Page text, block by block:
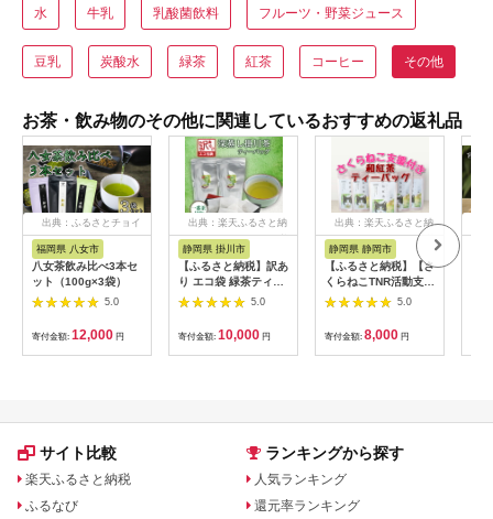
水 牛乳 乳酸菌飲料 フルーツ・野菜ジュース
豆乳 炭酸水 緑茶 紅茶 コーヒー その他
お茶・飲み物のその他に関連しているおすすめの返礼品
出典：ふるさとチョイ
ス
福岡県 八女市
八女茶飲み比べ3本セ
ット（100g×3袋）
5.0
寄付金額: 12,000 円
出典：楽天ふるさと納
税
静岡県 掛川市
【ふるさと納税】訳あ
り エコ袋 緑茶ティー
バッグ 8g50個入2袋
(100個) 水出し お湯出
静岡県掛川産100%
【配送不可地域：離
島・沖縄県】
5.0
寄付金額: 10,000 円
出典：楽天ふるさと納
静岡県 静岡市
【ふるさと納税】【さ
くらねこTNR活動支援
】静岡市産 和紅茶テ
ィーバッグ 2g 12個入
× 5袋（計60ティーバ
ッグ） | お茶 紅茶テ
ィーバッグ 手軽 飲み
5.0
寄付金額: 8,000 円
サイト比較
楽天ふるさと納税
ふるなび
ランキングから探す
人気ランキング
還元率ランキング